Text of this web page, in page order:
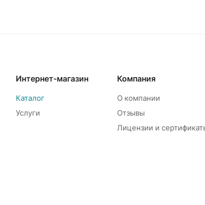
Интернет-магазин
Каталог
Услуги
Компания
О компании
Отзывы
Лицензии и